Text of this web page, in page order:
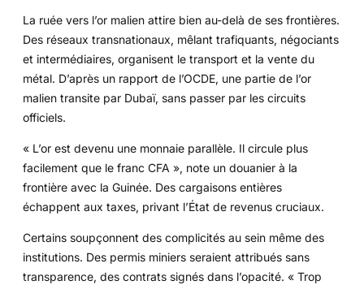
La ruée vers l’or malien attire bien au-delà de ses frontières.
Des réseaux transnationaux, mêlant trafiquants, négociants
et intermédiaires, organisent le transport et la vente du
métal. D’après un rapport de l’OCDE, une partie de l’or
malien transite par Dubaï, sans passer par les circuits
officiels.
« L’or est devenu une monnaie parallèle. Il circule plus
facilement que le franc CFA », note un douanier à la
frontière avec la Guinée. Des cargaisons entières
échappent aux taxes, privant l’État de revenus cruciaux.
Certains soupçonnent des complicités au sein même des
institutions. Des permis miniers seraient attribués sans
transparence, des contrats signés dans l’opacité. « Trop